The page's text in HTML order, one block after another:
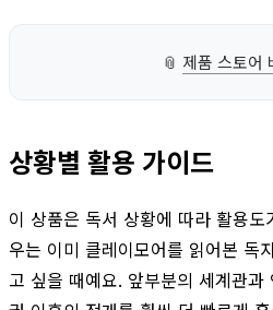
📎 제품 스토어
상황별 활용 가이드
이 상품은 독서 상황에 따라 활용
우는 이미 클레이모어를 읽어본 독
고 싶을 때예요. 앞부분의 세계관과